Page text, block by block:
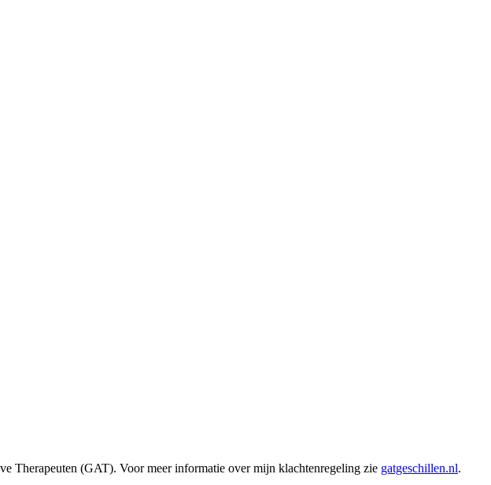
Therapeuten (GAT). Voor meer informatie over mijn klachtenregeling zie gatgeschillen.nl.